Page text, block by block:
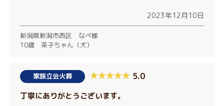
2023年12月10日
新潟県新潟市西区 なぺ様
10歳 茶子ちゃん（犬）
家族立会火葬 5.0
丁寧にありがとうございます。